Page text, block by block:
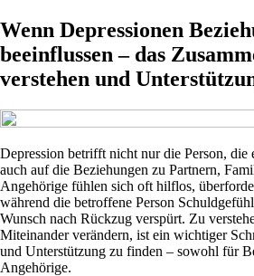
Wenn Depressionen
beeinflussen – das
verstehen und
Depression betrifft nicht nur die Person,
auch auf die Beziehungen zu Partnern,
Angehörige fühlen sich oft hilflos,
während die betroffene Person
Wunsch nach Rückzug verspürt. Zu
Miteinander verändern, ist ein wichtiger
und Unterstützung zu finden – sowohl für
Angehörige.